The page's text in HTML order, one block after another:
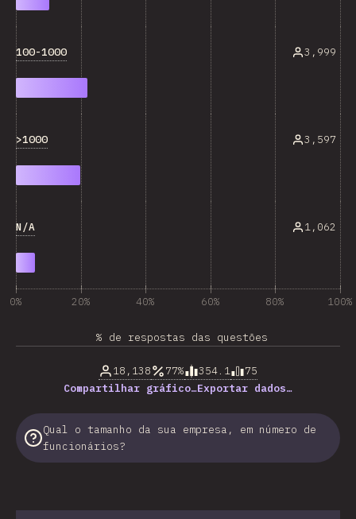
100-1000 3,999
>1000 3,597
N/A 1,062
0% 20% 40% 60% 80% 100%
% de respostas das questões
18,138 77% 354.1
75
Compartilhar gráfico…Exportar dados…
Qual o tamanho da sua empresa, em número de
funcionários?